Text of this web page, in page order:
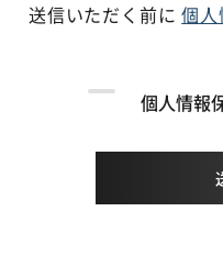
送信いただく前に個
個人情報